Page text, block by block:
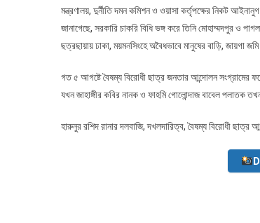
মন্ত্রণালয়, দুর্নীতি দমন কমিশন ও ওয়াসা কর্তৃপক্ষের নিকট
জানাগেছে, সরকারি চাকরি বিধি ভঙ্গ করে তিনি মোহাম্মদপুর ও
ছত্রছায়ায় ঢাকা, ময়মনসিংহে অবৈধভাবে মানুষের বাড়ি, জায়গা
গত ৫ আগষ্টে বৈষম্য বিরোধী ছাত্র জনতার আন্দোলন সংগ্রামের
যখন জাহাঙ্গীর কবির নানক ও ফাহমি গোলোন্দাজ বাবেল পলাতক
হারুনুর রশিদ রানার দলবাজি, দখলদারিত্ব, বৈষম্য বিরোধী ছাত্র